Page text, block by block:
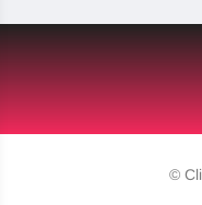
©